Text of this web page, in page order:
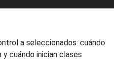
a seleccionados: cuándo
cuándo inician clases